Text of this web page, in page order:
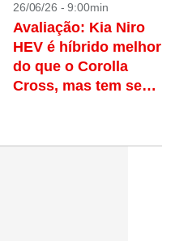
26/06/26 - 9:00min
Avaliação: Kia Niro
HEV é híbrido melhor
do que o Corolla
Cross, mas tem seus